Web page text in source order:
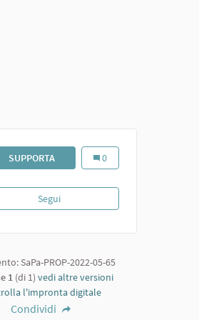
SUPPORTAPALESTRA ALL'APERTO
Palestra all'aperto
0
Segui
SaPa-PROP-2022-05-65
1 (di 1) vedi altre versioni
l'impronta digitale
Condividi